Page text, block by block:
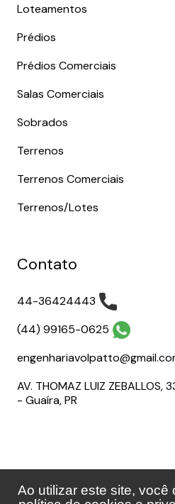
Ao utilizar este site, você
Loteamentos
Prédios
Prédios Comerciais
Salas Comerciais
Sobrados
Terrenos
Terrenos Comerciais
Terrenos/Lotes
Contato
44-36424443
(44) 99165-0625
AV. THOMAZ LUIZ
- Guaíra, PR
Volpatto Empreendimentos